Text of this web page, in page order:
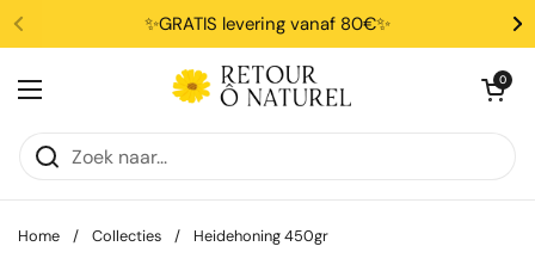
Ga naar content ✨GRATIS levering vanaf 80€✨
Menu openen
Winkelwagentje
0
Home / Collecties / Heidehoning 450gr